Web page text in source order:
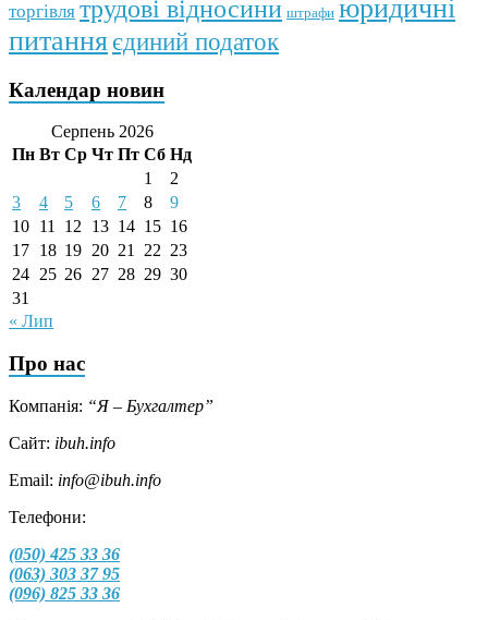
торгівля трудові відносини штрафи юридичні
питанняєдиний податок
Календар новин
Серпень 2026
Пн Вт Ср Чт Пт Сб Нд
1
2
3
4 5 6 7 8
9
10 11 12 13 14 15 16
17 18 19 20 21 22 23
24 25 26 27 28 29 30
31
« Лип
Про нас
Компанія: “Я – Бухгалтер”
Сайт: ibuh.info
Email: info@ibuh.info
Телефони:
(050) 425 33 36
(063) 303 37 95
(096) 825 33 36